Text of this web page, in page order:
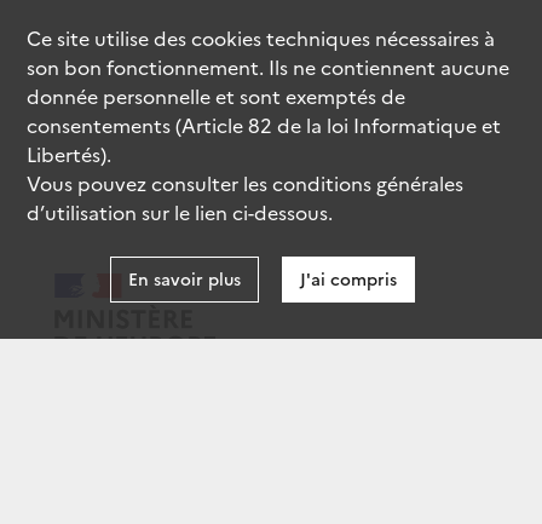
Ce site utilise descookiestechniques nécessaires à
son bon fonctionnement. Ils ne contiennent aucune
donnée personnelle et sont exemptés de
consentements (Article 82 de la loi Informatique et
Libertés).
Vous pouvez consulter les conditions générales
d’utilisation sur le lien ci-dessous.
En savoir plus J'ai compris